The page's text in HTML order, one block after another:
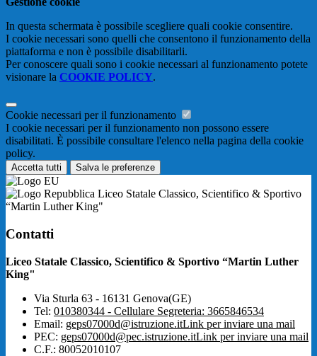
In questa schermata è possibile scegliere quali cookie consentire.
I cookie necessari sono quelli che consentono il funzionamento della
piattaforma e non è possibile disabilitarli.
Per conoscere quali sono i cookie necessari al funzionamento potete
visionare la COOKIE POLICY.
Cookie necessari per il funzionamento
I cookie necessari per il funzionamento non possono essere
disabilitati. È possibile consultare l'elenco nella pagina della cookie
policy.
Accetta tutti Salva le preferenze
Liceo Statale Classico, Scientifico & Sportivo
“Martin Luther King"
Contatti
Liceo Statale Classico, Scientifico & Sportivo “Martin Luther
King"
Via Sturla 63 - 16131 Genova(GE)
Tel: 010380344 - Cellulare Segreteria: 3665846534
Email: geps07000d@istruzione.itLink per inviare una mail
PEC: geps07000d@pec.istruzione.itLink per inviare una mail
C.F.: 80052010107